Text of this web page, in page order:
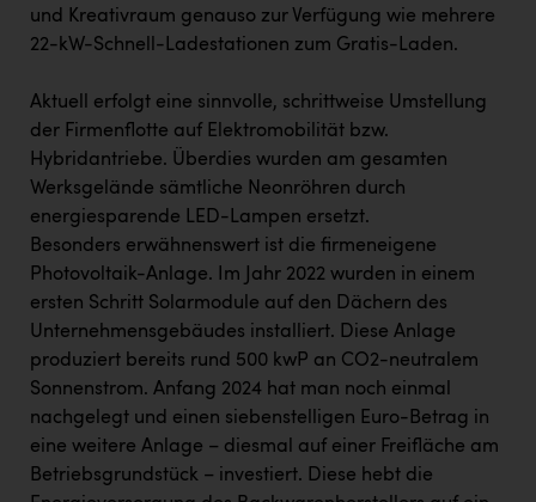
und Kreativraum genauso zur Verfügung wie mehrere
22-kW-Schnell-Ladestationen zum Gratis-Laden.
Aktuell erfolgt eine sinnvolle, schrittweise Umstellung
der Firmenflotte auf Elektromobilität bzw.
Hybridantriebe. Überdies wurden am gesamten
Werksgelände sämtliche Neonröhren durch
energiesparende LED-Lampen ersetzt.
Besonders erwähnenswert ist die firmeneigene
Photovoltaik-Anlage. Im Jahr 2022 wurden in einem
ersten Schritt Solarmodule auf den Dächern des
Unternehmensgebäudes installiert. Diese Anlage
produziert bereits rund 500 kwP an CO2-neutralem
Sonnenstrom. Anfang 2024 hat man noch einmal
nachgelegt und einen siebenstelligen Euro-Betrag in
eine weitere Anlage – diesmal auf einer Freifläche am
Betriebsgrundstück – investiert. Diese hebt die